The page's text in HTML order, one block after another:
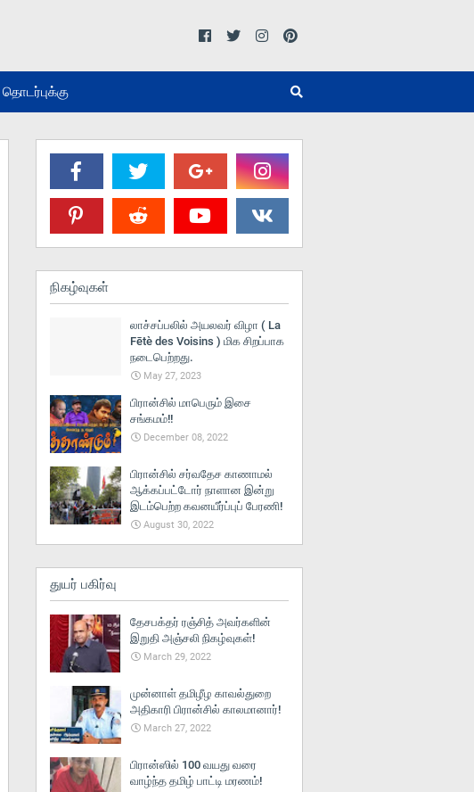
தொடர்புக்கு
நிகழ்வுகள்
லாச்சப்பலில் அயலவர் விழா ( La
Fētè des Voisins ) மிக சிறப்பாக
நடைபெற்றது.
May 27, 2023
பிரான்சில் மாபெரும் இசை
சங்கமம்!!
December 08, 2022
பிரான்சில் சர்வதேச காணாமல்
ஆக்கப்பட்டோர் நாளான இன்று
இடம்பெற்ற கவனயீர்ப்புப் பேரணி!
August 30, 2022
துயர் பகிர்வு
தேசபக்தர் ரஞ்சித் அவர்களின்
இறுதி அஞ்சலி நிகழ்வுகள்!
March 29, 2022
முன்னாள் தமிழீழ காவல்துறை
அதிகாரி பிரான்சில் காலமானார்!
March 27, 2022
பிரான்ஸில் 100 வயது வரை
வாழ்ந்த தமிழ் பாட்டி மரணம்!